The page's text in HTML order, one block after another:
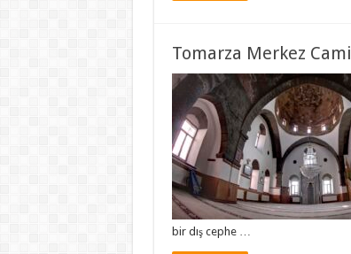
Tomarza Merkez Cami
bir dış cephe …